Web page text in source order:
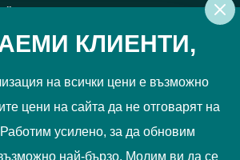
КЛИЕНТИ,
на всички цени е възможно
цени на сайта да не отговарят на
усилено, за да обновим
най-бързо. Молим ви да се
се за нашите атрактивни
Политиката за поверителност
РЕГИСТРИРАЙ МЕ